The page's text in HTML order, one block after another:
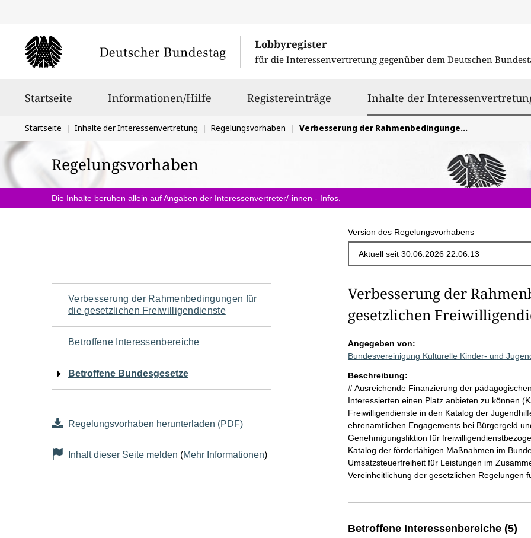
Lobbyregister
für die Interessenvertretung gegenüber dem Deutschen
Startseite Informationen/Hilfe Registereinträge Inhalte der
Sie
befinden
sich
hier:
Startseite Inhalte der Interessenvertretung Regelungsvorhaben Verbesserung der Rahmenbedingungen für die gesetzlichen Freiwilligendienste
Regelungsvorhaben
Die Inhalte beruhen allein auf Angaben der Interessenvertreter/-innen - Infos
Version des Regelungsvorhabens
Navigation
für
den
Seiteninhalt
Verbesserung der Rahmenbedingungen für
die gesetzlichen Freiwilligendienste
Betroffene Interessenbereiche
Betroffene Bundesgesetze
Regelungsvorhaben herunterladen (PDF)
Inhalt dieser Seite melden (Mehr Informationen)
Verbesserung der
gesetzlichen
Angegeben von:
Bundesvereinigung Kulturelle Kinder- und
Beschreibung:
# Ausreichende Finanzierung der
Interessierten einen Platz anbieten zu können
Freiwilligendienste in den Katalog der
ehrenamtlichen Engagements bei Bürgergeld
Genehmigungsfiktion für
Katalog der förderfähigen Maßnahmen im
Umsatzsteuerfreiheit für Leistungen im
Vereinheitlichung der gesetzlichen Regelungen
Betroffene Interessenbereiche (5)